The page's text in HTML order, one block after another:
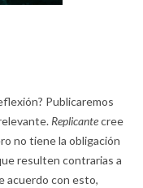
Publicaremos
Replicantecree
no tiene la obligación
resulten contrarias a
acuerdo con esto,